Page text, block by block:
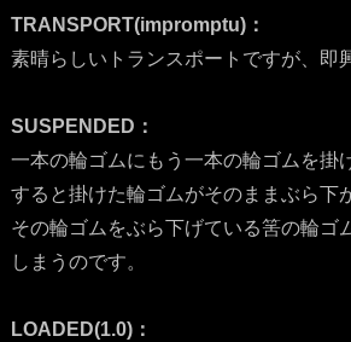
TRANSPORT(impromptu)：
素晴らしいトランスポートですが、即
SUSPENDED：
一本の輪ゴムにもう一本の輪ゴムを掛
すると掛けた輪ゴムがそのままぶら下
その輪ゴムをぶら下げている筈の輪ゴ
しまうのです。
LOADED(1.0)：